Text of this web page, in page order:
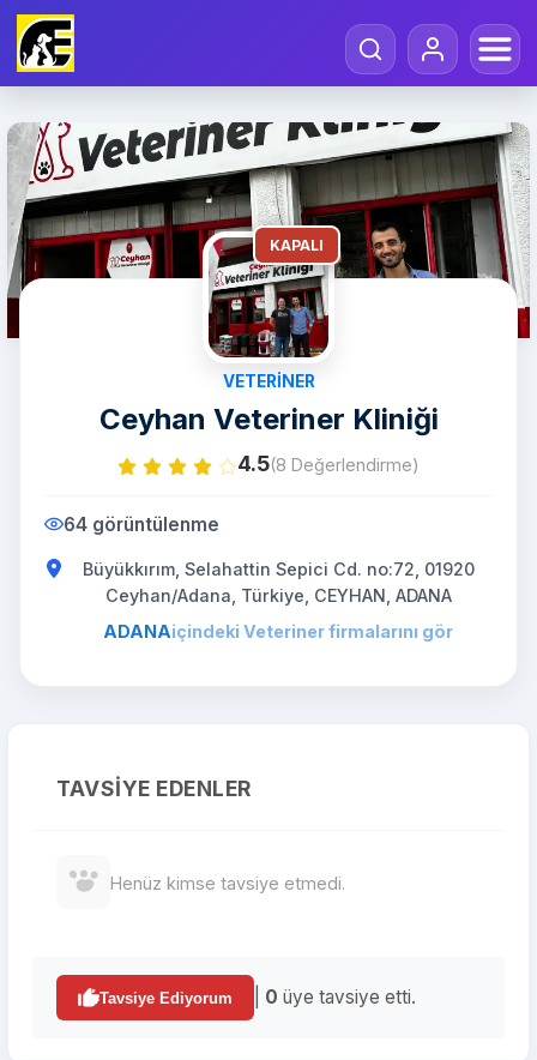
KAPALI
VETERINER
Ceyhan Veteriner Kliniği
4.5(8 Değerlendirme)
64 görüntülenme
Büyükkırım, Selahattin Sepici Cd. no:72, 01920
Ceyhan/Adana, Türkiye, CEYHAN, ADANA
ADANAiçindeki Veteriner firmalarını gör
TAVSIYE EDENLER
Henüz kimse tavsiye etmedi.
Tavsiye Ediyorum 0 üye tavsiye etti.